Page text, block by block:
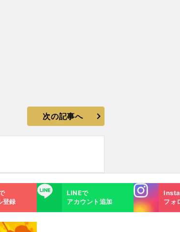
次の記事へ
登録
LINE
LINEで
アカウント追加
Instagra
m
フォ